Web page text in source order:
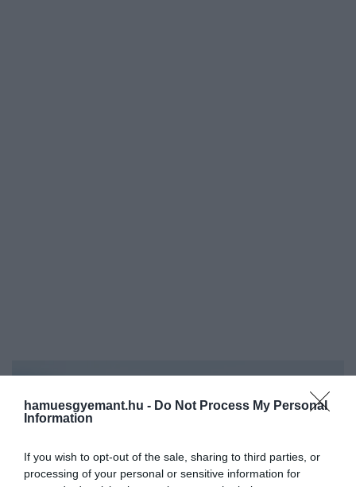
hamuesgyemant.hu - Do Not Process My Personal
Information
If you wish to opt-out of the sale, sharing to third parties, or
processing of your personal or sensitive information for